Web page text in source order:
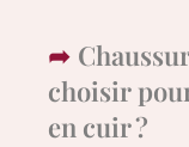
choisir
en cuir ?